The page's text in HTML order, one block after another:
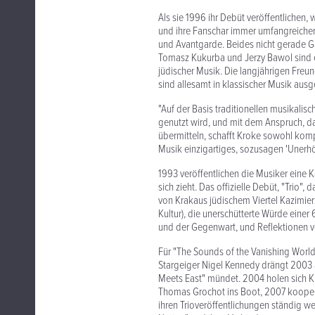
Als sie 1996 ihr Debüt veröffentlichen,
und ihre Fanschar immer
und Avantgarde. Beides nicht gerade
Tomasz Kukurba und Jerzy Bawol
jüdischer Musik. Die langjährigen
sind allesamt in klassischer Musik
"Auf der Basis traditionellen
genutzt wird, und mit dem Anspruch,
übermitteln, schafft Kroke sowohl
Musik einzigartiges, sozusagen
1993 veröffentlichen die Musiker eine
sich zieht. Das offizielle Debüt, "Trio",
von Krakaus jüdischem Viertel
Kultur), die unerschütterte Würde
und der Gegenwart, und Reflektionen
Für "The Sounds of the Vanishing
Stargeiger Nigel Kennedy drängt
Meets East" mündet. 2004 holen sich
Thomas Grochot ins Boot, 2007
ihren Trioveröffentlichungen ständig